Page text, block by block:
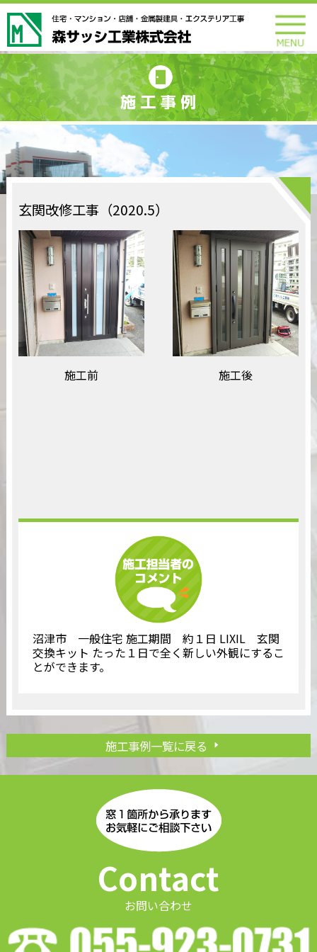
玄関改修工事（2020.5）
施工前 施工後
沼津市 一般住宅 施工期間 約１日 LIXIL 玄関
交換キット たった１日で全く新しい外観にするこ
とができます。
施工事例一覧に戻る
Contact
お問い合わせ